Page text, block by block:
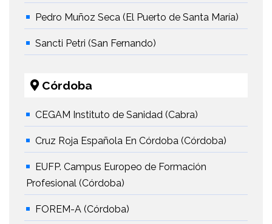
Pedro Muñoz Seca (El Puerto de Santa María)
Sancti Petri (San Fernando)
Córdoba
CEGAM Instituto de Sanidad (Cabra)
Cruz Roja Española En Córdoba (Córdoba)
EUFP. Campus Europeo de Formación
Profesional (Córdoba)
FOREM-A (Córdoba)